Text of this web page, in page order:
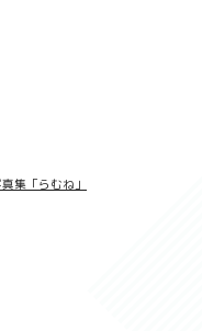
集「らむね」